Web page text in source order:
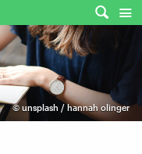
© unsplash / hannah olinger